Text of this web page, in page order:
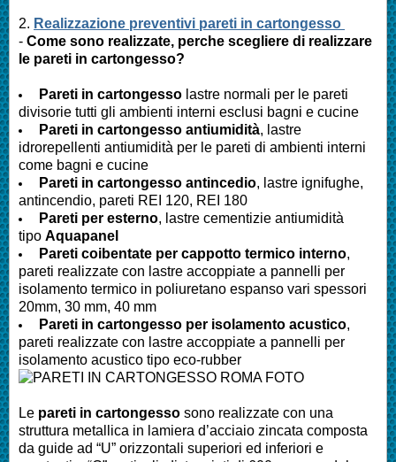
2. Realizzazione preventivi pareti in cartongesso
- Come sono realizzate, perche scegliere di realizzare
le pareti in cartongesso?
Pareti in cartongesso lastre normali per le pareti
divisorie tutti gli ambienti interni esclusi bagni e cucine
Pareti in cartongesso antiumidità, lastre
idrorepellenti antiumidità per le pareti di ambienti interni
come bagni e cucine
Pareti in cartongesso antincedio, lastre ignifughe,
antincendio, pareti REI 120, REI 180
Pareti per esterno, lastre cementizie antiumidità
tipo Aquapanel
Pareti coibentate per cappotto termico interno,
pareti realizzate con lastre accoppiate a pannelli per
isolamento termico in poliuretano espanso vari spessori
20mm, 30 mm, 40 mm
Pareti in cartongesso per isolamento acustico,
pareti realizzate con lastre accoppiate a pannelli per
isolamento acustico tipo eco-rubber
Le pareti in cartongesso sono realizzate con una
struttura metallica in lamiera d’acciaio zincata composta
da guide ad “U” orizzontali superiori ed inferiori e